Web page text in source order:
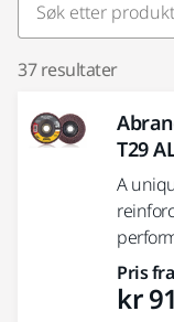
37 resultater
T29
A
Pris fra
kr